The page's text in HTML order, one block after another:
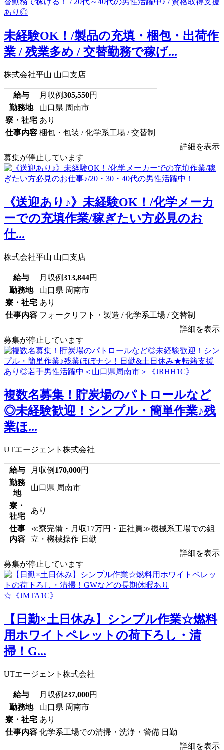
未経験OK！/製品の充填・梱包・出荷作
業 / 残業多め / 交替勤務で稼げ...
株式会社平山 山口支店
給与 月収例305,550円
勤務地
山口県 周南市
寮・社宅 あり
仕事内容 梱包・包装 / 化学系工場 / 交替制
詳細を表示
募集が停止しています
《送迎あり♪》未経験OK！/化学メーカ
ーでの充填作業/稼ぎたい方必見のお
仕...
株式会社平山 山口支店
給与 月収例313,844円
勤務地
山口県 周南市
寮・社宅 あり
仕事内容 フォークリフト・製造 / 化学系工場 / 交替制
詳細を表示
募集が停止しています
複数名募集！貯炭場のパトロールなど
◎未経験歓迎！シンプル・簡単作業♪残
業ほ...
UTエージェント株式会社
給与 月収例 170,000円
勤務
地
山口県 周南市
寮・
社宅
あり
仕事
内容
≪寮完備・月収17万円・正社員≫機械系工場での組
立・機械操作 日勤
詳細を表示
募集が停止しています
【日勤×土日休み】シンプル作業☆燃料
用ホワイトペレットの荷下ろし・清
掃！G...
UTエージェント株式会社
給与 月収例237,000円
勤務地
山口県 周南市
寮・社宅 あり
仕事内容 化学系工場での清掃・洗浄・警備 日勤
詳細を表示